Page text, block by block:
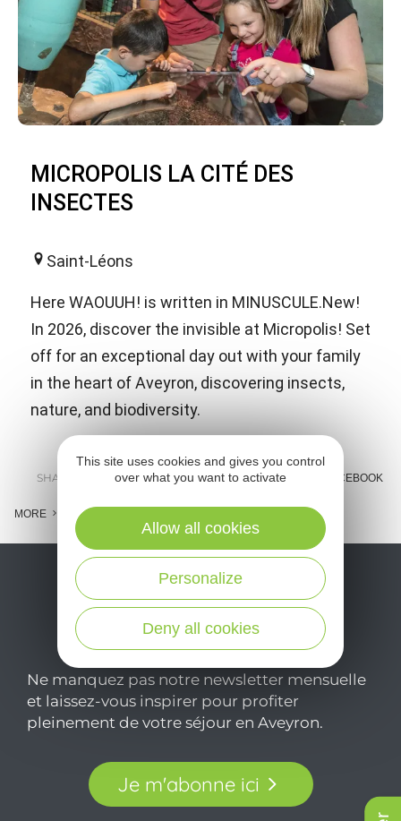
MICROPOLIS LA CITÉ DES
INSECTES
Saint-Léons
Here WAOUUH! is written in MINUSCULE.New!
In 2026, discover the invisible at Micropolis! Set
off for an exceptional day out with your family
in the heart of Aveyron, discovering insects,
nature, and biodiversity.
SHARE : E-MAIL MESSENGER FACEBOOK
MORE
Ne manquez pas notre newsletter mensuelle
et laissez-vous inspirer pour profiter
pleinement de votre séjour en Aveyron.
Je m'abonne ici
This site uses cookies and gives you control
over what you want to activate
Deny all cookies
Personalize
Allow all cookies